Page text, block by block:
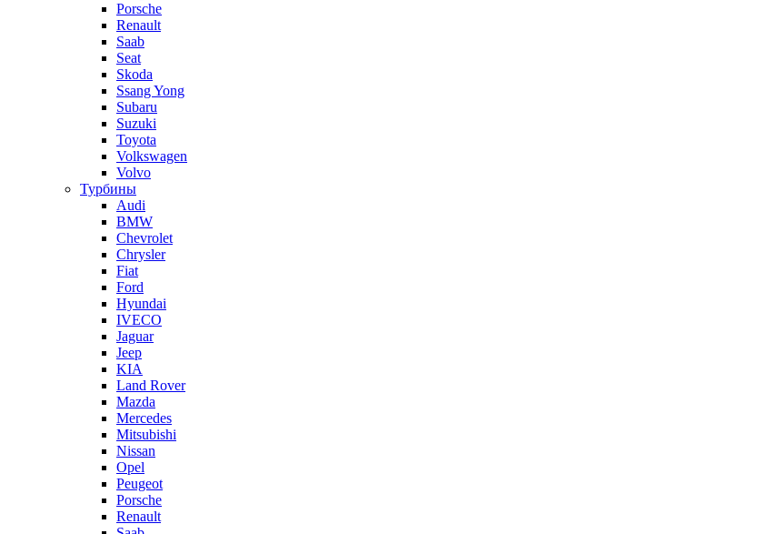
Porsche
Renault
Saab
Seat
Skoda
Ssang Yong
Subaru
Suzuki
Toyota
Volkswagen
Volvo
Турбины
Audi
BMW
Chevrolet
Chrysler
Fiat
Ford
Hyundai
IVECO
Jaguar
Jeep
KIA
Land Rover
Mazda
Mercedes
Mitsubishi
Nissan
Opel
Peugeot
Porsche
Renault